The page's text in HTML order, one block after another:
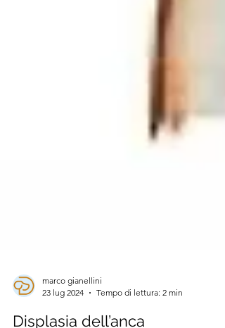
23 lug 2024
Tempo di lettura: 2 min